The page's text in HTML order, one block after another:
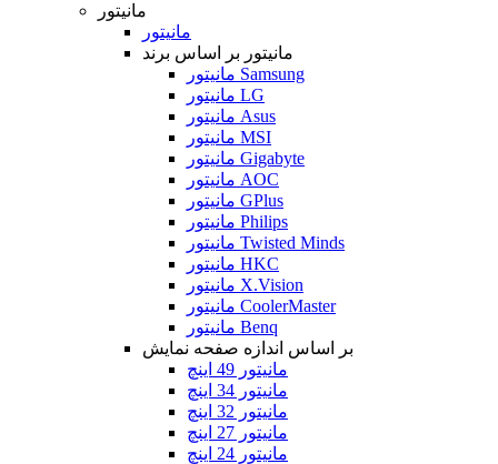
مانیتور
مانیتور
مانیتور بر اساس برند
مانیتور Samsung
مانیتور LG
مانیتور Asus
مانیتور MSI
مانیتور Gigabyte
مانیتور AOC
مانیتور GPlus
مانیتور Philips
مانیتور Twisted Minds
مانیتور HKC
مانیتور X.Vision
مانیتور CoolerMaster
مانیتور Benq
بر اساس اندازه صفحه نمایش
مانیتور 49 اینچ
مانیتور 34 اینچ
مانیتور 32 اینچ
مانیتور 27 اینچ
مانیتور 24 اینچ